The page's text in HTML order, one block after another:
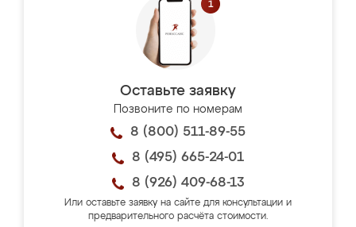
Оставьте заявку
Позвоните по номерам
8 (800) 511-89-55
8 (495) 665-24-01
8 (926) 409-68-13
Или оставьте заявку на сайте для консультации и
предварительного расчёта стоимости.